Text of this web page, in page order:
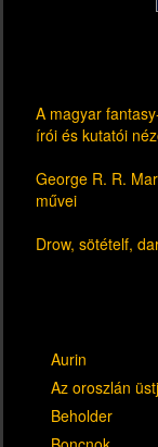
A magyar
írói és kutatói
George R. R.
művei
Drow, sötételf,
Aurin
Az oroszlán
Beholder